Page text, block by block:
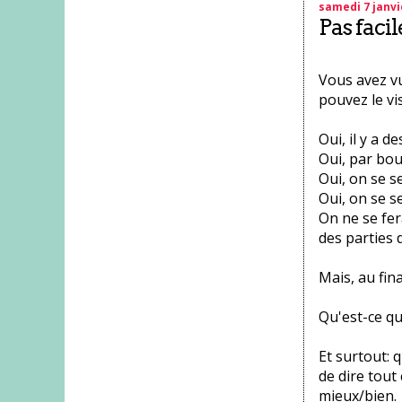
samedi 7
Pas
Vous avez
pouvez le
Oui, il y a
Oui, par
Oui, on se
Oui, on se
On ne se
des parties
Mais, au
Qu'est-ce
Et surtout:
de dire tout
mieux/bien.